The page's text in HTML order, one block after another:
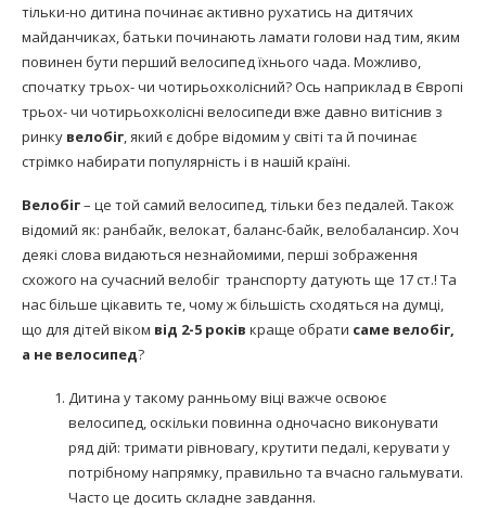
тільки-но дитина починає активно рухатись на дитячих
майданчиках, батьки починають ламати голови над тим, яким
повинен бути перший велосипед їхнього чада. Можливо,
спочатку трьох- чи чотирьохколісний? Ось наприклад в Європі
трьох- чи чотирьохколісні велосипеди вже давно витіснив з
ринку велобіг, який є добре відомим у світі та й починає
стрімко набирати популярність і в нашій країні.
Велобіг– це той самий велосипед, тільки без педалей. Також
відомий як: ранбайк, велокат, баланс-байк, велобалансир. Хоч
деякі слова видаються незнайомими, перші зображення
схожого на сучасний велобіг транспорту датують ще 17 ст.! Та
нас більше цікавить те, чому ж більшість сходяться на думці,
що для дітей віком від 2-5 років краще обрати саме велобіг,
а не велосипед?
Дитина у такому ранньому віці важче освоює
велосипед, оскільки повинна одночасно виконувати
ряд дій: тримати рівновагу, крутити педалі, керувати у
потрібному напрямку, правильно та вчасно гальмувати.
Часто це досить складне завдання.